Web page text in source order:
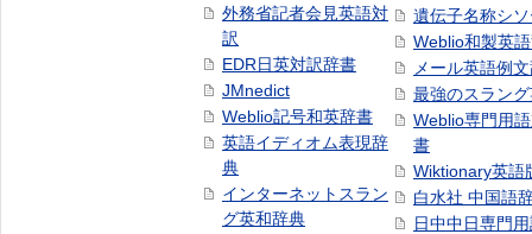
外務省記者会見英語対
訳
EDR日英対訳辞書
JMnedict
Weblio記号和英辞書
英語イディオム表現辞
典
インターネットスラン
グ英和辞典
遺伝子名称シ
Weblio和製英
メール英語例
最強のスラン
Weblio専門用
書
Wiktionary英語
白水社 中国語
日中中日専門